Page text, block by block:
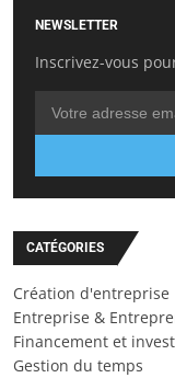
NEWSLETTER
Inscrivez-vous
CATÉGORIES
Création d'entreprise
Entreprise &
Financement et
Gestion du temps